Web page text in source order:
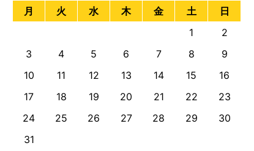
月
火 水 木 金 土 日
1
2
3
4 5 6 7 8
9
10
11 12 13 14 15
16
17
18 19 20 21 22
23
24
25 26 27 28 29
30
31